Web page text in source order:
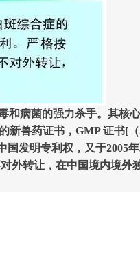
病菌的强力杀手。其核
兽药证书，GMP 证书[
国发明专利权，又于2005
外转让，在中国境内境外